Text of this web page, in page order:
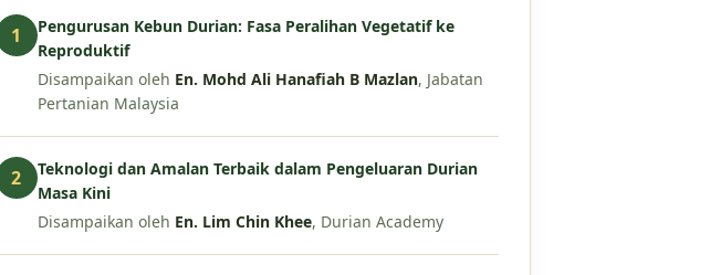
1
Pengurusan Kebun Durian: Fasa Peralihan Vegetatif ke
Reproduktif
Disampaikan oleh En. Mohd Ali Hanafiah B Mazlan, Jabatan
Pertanian Malaysia
2
Teknologi dan Amalan Terbaik dalam Pengeluaran Durian
Masa Kini
Disampaikan oleh En. Lim Chin Khee, Durian Academy